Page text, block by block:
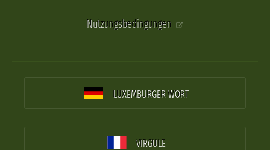
Nutzungsbedingungen
LUXEMBURGER WORT
VIRGULE